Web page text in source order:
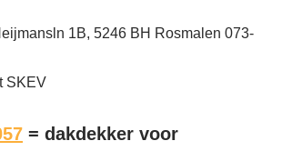
1B, 5246 BH Rosmalen 073-
SKEV
= dakdekker voor